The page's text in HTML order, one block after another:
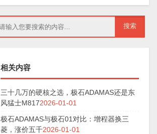
相关内容
三十几万的硬核之选，极石ADAMAS还是东
风猛士M8172026-01-01
极石ADAMAS与极石01对比：增程器换三
菱，涨价五千2026-01-01